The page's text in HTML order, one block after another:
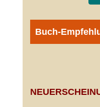
Buch-